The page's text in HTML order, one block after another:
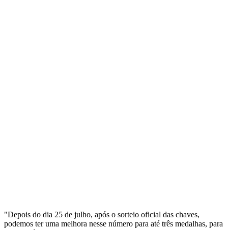
"Depois do dia 25 de julho, após o sorteio oficial das chaves,
podemos ter uma melhora nesse número para até três medalhas, para